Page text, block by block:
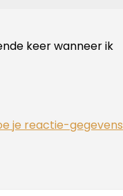
keer wanneer ik
je reactie-gegevens